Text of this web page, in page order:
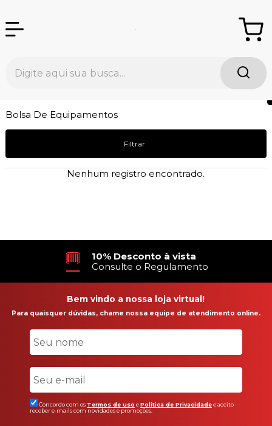
Bolsa De Equipamentos
Filtrar
Nenhum registro encontrado.
10% Desconto à vista
Consulte o Regulamento
Bem vindo a nossa loja virtual!
Para quaisquer dúvidas, chame nossa equipe de atendimento online.
Concordo com os Termos de uso ePolitica de Privacidadee aceito
receber e-mails com novidades e promoções.